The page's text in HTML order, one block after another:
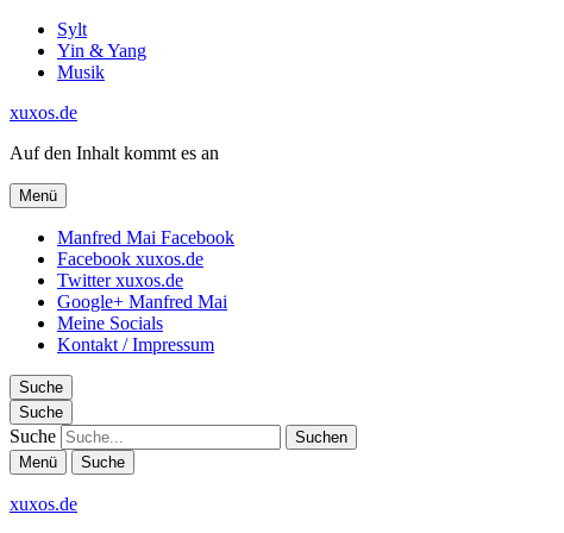
Sylt
Yin & Yang
Musik
xuxos.de
Auf den Inhalt kommt es an
Menü
Manfred Mai Facebook
Facebook xuxos.de
Twitter xuxos.de
Google+ Manfred Mai
Meine Socials
Kontakt / Impressum
Suche
Suche
Suche
Menü Suche
xuxos.de